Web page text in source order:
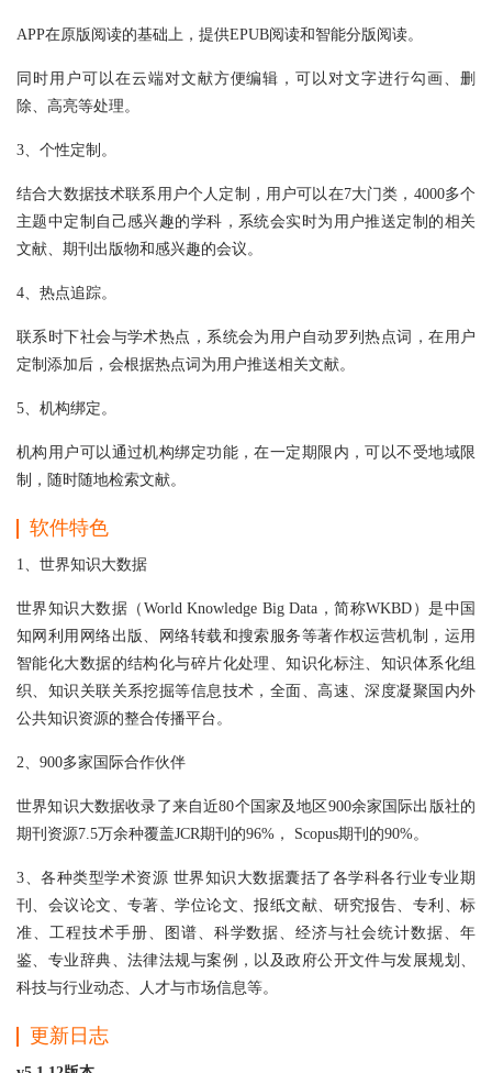
APP在原版阅读的基础上，提供EPUB阅读和智能分版阅读。
同时用户可以在云端对文献方便编辑，可以对文字进行勾画、删
除、高亮等处理。
3、个性定制。
结合大数据技术联系用户个人定制，用户可以在7大门类，4000多个
主题中定制自己感兴趣的学科，系统会实时为用户推送定制的相关
文献、期刊出版物和感兴趣的会议。
4、热点追踪。
联系时下社会与学术热点，系统会为用户自动罗列热点词，在用户
定制添加后，会根据热点词为用户推送相关文献。
5、机构绑定。
机构用户可以通过机构绑定功能，在一定期限内，可以不受地域限
制，随时随地检索文献。
软件特色
1、世界知识大数据
世界知识大数据（World Knowledge Big Data，简称WKBD）是中国
知网利用网络出版、网络转载和搜索服务等著作权运营机制，运用
智能化大数据的结构化与碎片化处理、知识化标注、知识体系化组
织、知识关联关系挖掘等信息技术，全面、高速、深度凝聚国内外
公共知识资源的整合传播平台。
2、900多家国际合作伙伴
世界知识大数据收录了来自近80个国家及地区900余家国际出版社的
期刊资源7.5万余种覆盖JCR期刊的96%， Scopus期刊的90%。
3、各种类型学术资源 世界知识大数据囊括了各学科各行业专业期
刊、会议论文、专著、学位论文、报纸文献、研究报告、专利、标
准、工程技术手册、图谱、科学数据、经济与社会统计数据、年
鉴、专业辞典、法律法规与案例，以及政府公开文件与发展规划、
科技与行业动态、人才与市场信息等。
更新日志